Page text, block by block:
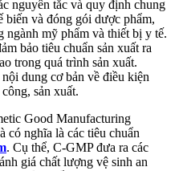
nguyên tắc và quy định chung
biến và đóng gói dược phẩm,
ngành mỹ phẩm và thiết bị y tế.
bảo tiêu chuẩn sản xuất ra
trong quá trình sản xuất.
dung cơ bản về điều kiện
sản xuất.
Good Manufacturing
có nghĩa là các tiêu chuẩn
. Cụ thể, C-GMP đưa ra các
giá chất lượng vệ sinh an